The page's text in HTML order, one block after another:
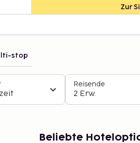
Zur
stop
Reisende
2 Erw.
Beliebte